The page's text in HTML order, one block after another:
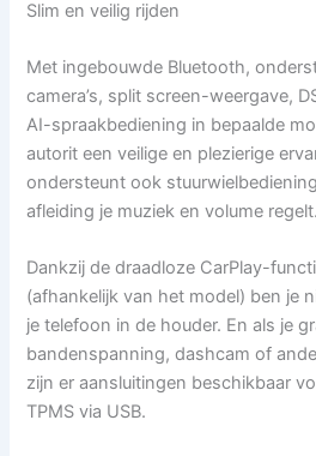
Slim en veilig rijden
Met ingebouwde Bluetooth,
camera’s, split screen-weergave,
AI-spraakbediening in bepaalde
autorit een veilige en plezierige
ondersteunt ook
afleiding je muziek en volume regelt.
Dankzij de draadloze CarPlay-
(afhankelijk van het model) ben je
je telefoon in de houder. En als je
bandenspanning, dashcam of
zijn er aansluitingen beschikbaar
TPMS via USB.